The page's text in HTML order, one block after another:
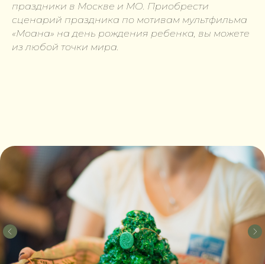
праздники в Москве и МО. Приобрести
сценарий праздника по мотивам мультфильма
«Моана» на день рождения ребенка, вы можете
из любой точки мира.